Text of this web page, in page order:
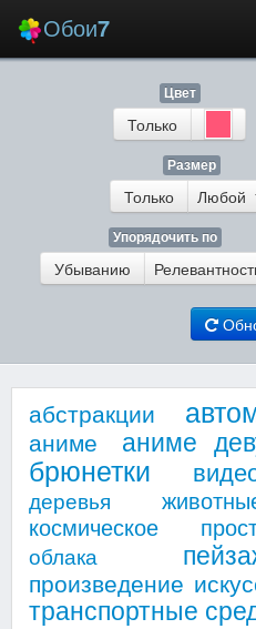
Обои7
Заставки
Вход
Цвет
Только
Размер
Только Любой
Упорядочить по
Убыванию
абстракции
аниме аниме
брюнетки
деревья
космическое
облака
произведение
транспортные